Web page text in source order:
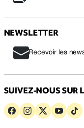
NEWSLETTER
Recevoir les
SUIVEZ-NOUS SUR